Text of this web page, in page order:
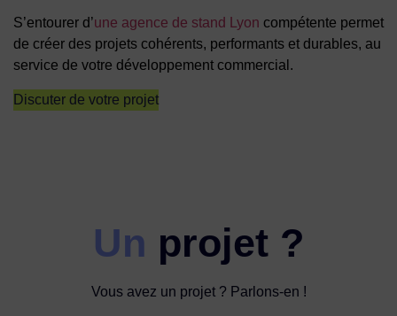
S’entourer d’une agence de stand Lyon compétente permet
de créer des projets cohérents, performants et durables, au
service de votre développement commercial.
Discuter de votre projet
Un projet ?
Vous avez un projet ? Parlons-en !